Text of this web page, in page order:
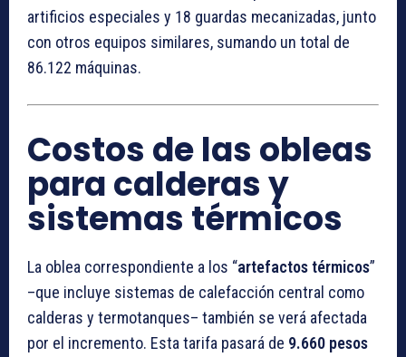
artificios especiales y 18 guardas mecanizadas, junto
con otros equipos similares, sumando un total de
86.122 máquinas.
Costos de las obleas
para calderas y
sistemas térmicos
La oblea correspondiente a los “artefactos térmicos”
–que incluye sistemas de calefacción central como
calderas y termotanques– también se verá afectada
por el incremento. Esta tarifa pasará de 9.660 pesos